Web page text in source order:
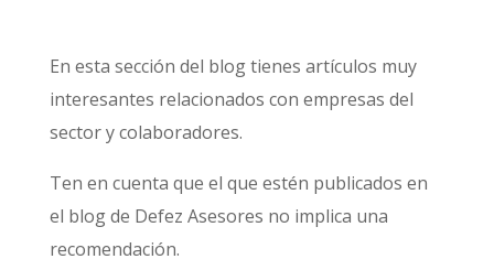
En esta sección del blog tienes artículos muy
interesantes relacionados con empresas del
sector y colaboradores.
Ten en cuenta que el que estén publicados en
el blog de Defez Asesores no implica una
recomendación.